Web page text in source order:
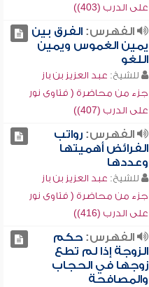
على الدرب (403))
الفهرس:الفرق بين
يمين الغموس ويمين
اللغو
للشيخ: عبد العزيز بن باز
جزء من محاضرة ( فتاوى نور
على الدرب (407))
الفهرس:رواتب
الفرائض أهميتها
وعددها
للشيخ: عبد العزيز بن باز
جزء من محاضرة ( فتاوى نور
على الدرب (416))
الفهرس:حكم
الزوجة إذا لم تطع
زوجها في الحجاب
والمصافحة